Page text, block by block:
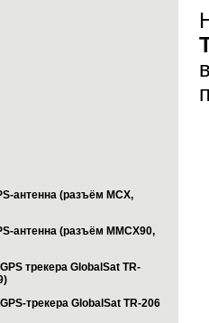
антенна (разъём MCX,
антенна (разъём MMCX90,
трекера GlobalSat TR-
трекера GlobalSat TR-206